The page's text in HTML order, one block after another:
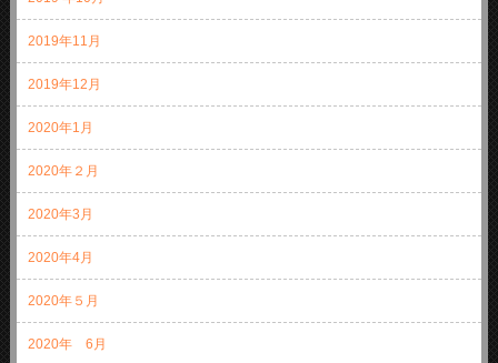
2019年11月
2019年12月
2020年1月
2020年２月
2020年3月
2020年4月
2020年５月
2020年 6月